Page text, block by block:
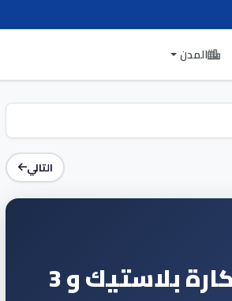
المدن
التالي
تنفيذ عملية شراء وتوريد 30000 شيكارة بلاستيك و 3